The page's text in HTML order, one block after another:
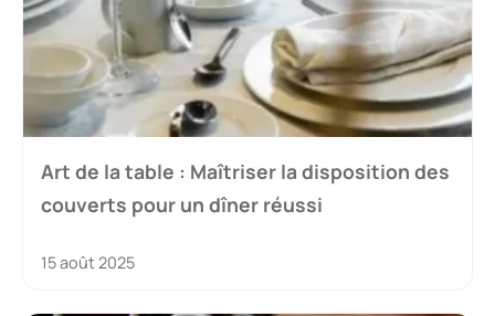
Art de la table : Maîtriser la disposition des
couverts pour un dîner réussi
15 août 2025